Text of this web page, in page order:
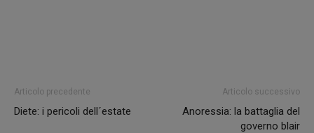
Articolo precedente
Diete: i pericoli dell´estate
Articolo successivo
Anoressia: la battaglia del
governo blair